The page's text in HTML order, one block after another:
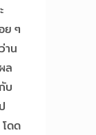
ย ๆ
าน
ล
บ
ดด